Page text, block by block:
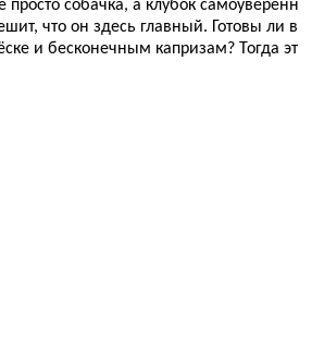
собачка, а клубок самоуверенн
что он здесь главный. Готовы ли в
и бесконечным капризам? Тогда эт